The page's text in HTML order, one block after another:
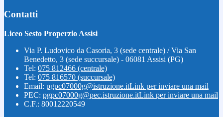
Contatti
Liceo Sesto Properzio Assisi
Via P. Ludovico da Casoria, 3 (sede centrale) / Via San
Benedetto, 3 (sede succursale) - 06081 Assisi (PG)
Tel: 075 812466 (centrale)
Tel: 075 816570 (succursale)
Email: pgpc07000g@istruzione.itLink per inviare una mail
PEC: pgpc07000g@pec.istruzione.itLink per inviare una mail
C.F.: 80012220549